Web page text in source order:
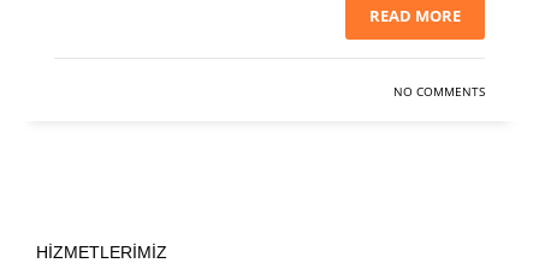
READ MORE
NO COMMENTS
HIZMETLERIMIZ